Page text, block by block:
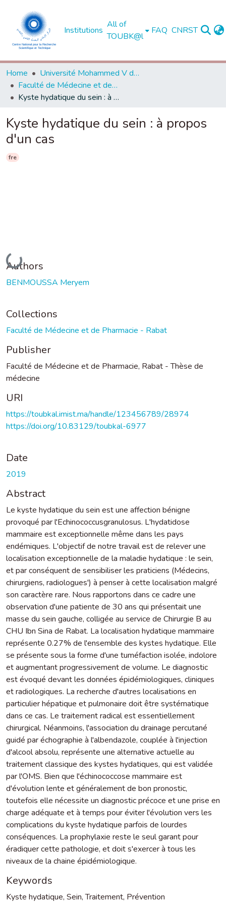
Institutions
All of
TOUBK@l
FAQ CNRST
Home
Université Mohammed V de Rabat
Faculté de Médecine et de Pharmacie - Rabat
Kyste hydatique du sein : à propos d'un cas
Kyste hydatique du sein : à propos
d'un cas
fre
Loading...
Authors
BENMOUSSA Meryem
Collections
Faculté de Médecine et de Pharmacie - Rabat
Publisher
Faculté de Médecine et de Pharmacie, Rabat - Thèse de
médecine
URI
https://toubkal.imist.ma/handle/123456789/28974
https://doi.org/10.83129/toubkal-6977
Date
2019
Abstract
Le kyste hydatique du sein est une affection bénigne
provoqué par l'Echinococcusgranulosus. L'hydatidose
mammaire est exceptionnelle même dans les pays
endémiques. L'objectif de notre travail est de relever une
localisation exceptionnelle de la maladie hydatique : le sein,
et par conséquent de sensibiliser les praticiens (Médecins,
chirurgiens, radiologues') à penser à cette localisation malgré
son caractère rare. Nous rapportons dans ce cadre une
observation d'une patiente de 30 ans qui présentait une
masse du sein gauche, colligée au service de Chirurgie B au
CHU Ibn Sina de Rabat. La localisation hydatique mammaire
représente 0.27% de l'ensemble des kystes hydatique. Elle
se présente sous la forme d'une tuméfaction isolée, indolore
et augmentant progressivement de volume. Le diagnostic
est évoqué devant les données épidémiologiques, cliniques
et radiologiques. La recherche d'autres localisations en
particulier hépatique et pulmonaire doit être systématique
dans ce cas. Le traitement radical est essentiellement
chirurgical. Néanmoins, l'association du drainage percutané
guidé par échographie à l'albendazole, couplée à l'injection
d'alcool absolu, représente une alternative actuelle au
traitement classique des kystes hydatiques, qui est validée
par l'OMS. Bien que l'échinococcose mammaire est
d'évolution lente et généralement de bon pronostic,
toutefois elle nécessite un diagnostic précoce et une prise en
charge adéquate et à temps pour éviter l'évolution vers les
complications du kyste hydatique parfois de lourdes
conséquences. La prophylaxie reste le seul garant pour
éradiquer cette pathologie, et doit s'exercer à tous les
niveaux de la chaine épidémiologique.
Keywords
Kyste hydatique, Sein,Traitement, Prévention